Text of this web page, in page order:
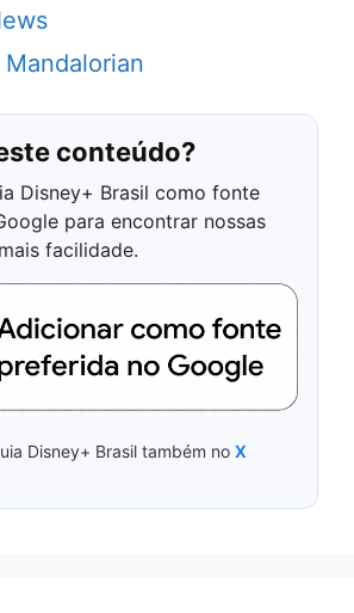
Mandalorian
conteúdo?
Disney+ Brasil como fonte
para encontrar nossas
facilidade.
Disney+ Brasil também no X